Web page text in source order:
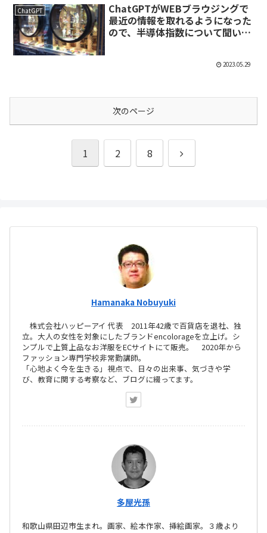
ChatGPT
ChatGPTがWEBブラウジングで
最近の情報を取れるようになった
ので、半導体指数について聞いて
2023.05.29
次のページ
1 2 8
次
Hamanaka Nobuyuki
株式会社ハッピーアイ 代表 2011年42歳で百貨店を退社、独
立。大人の女性を対象にしたブランドencolorageを立上げ。シ
ンプルで上質上品なお洋服をECサイトにて販売。 2020年から
ファッション専門学校非常勤講師。
「心地よく今を生きる」視点で、日々の出来事、気づきや学
び、教育に関する考察など、ブログに綴ってます。
多屋光孫
和歌山県田辺市生まれ。画家、絵本作家、挿絵画家。３歳より